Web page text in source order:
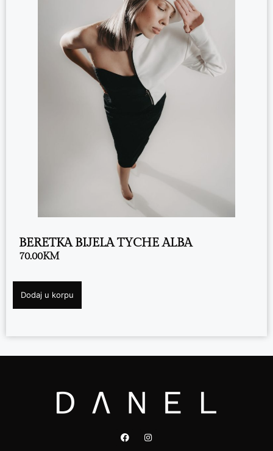
BERETKA BIJELA TYCHE ALBA
70.00KM
Dodaj u korpu